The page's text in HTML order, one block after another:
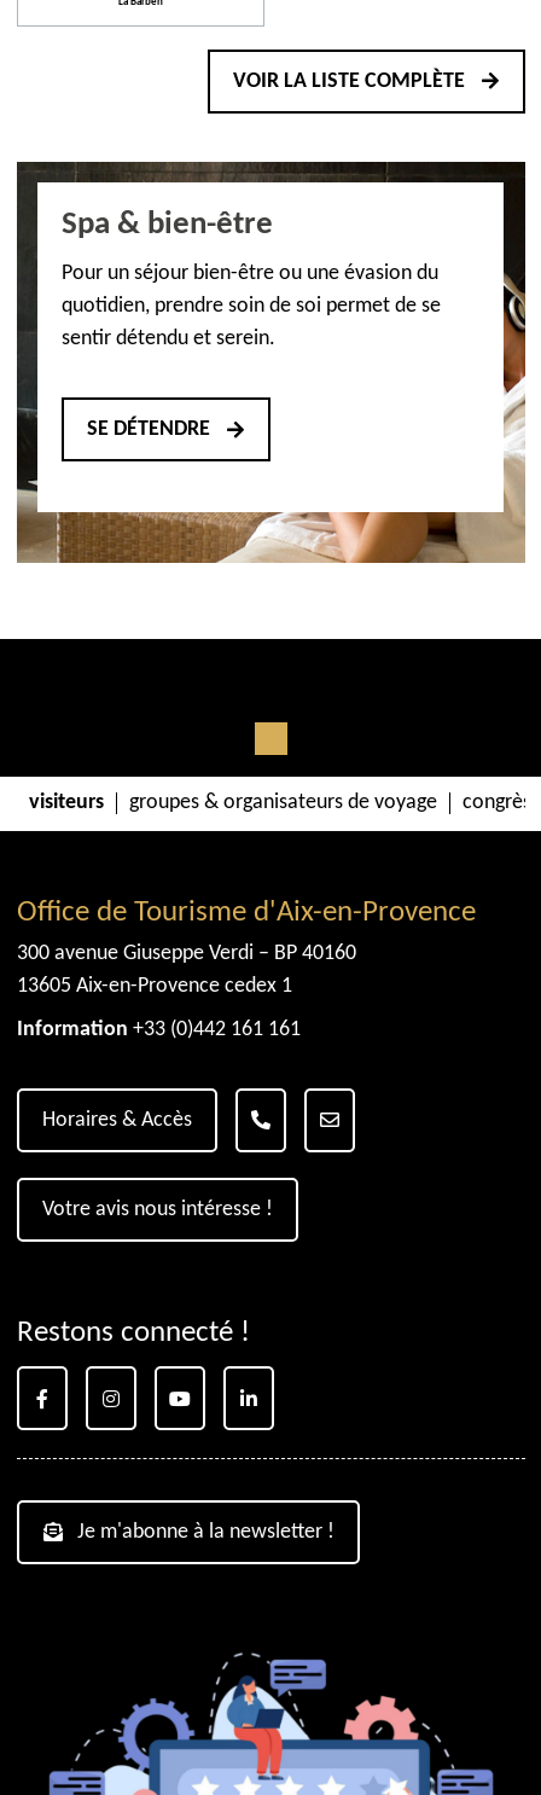
VOIR LA LISTE COMPLÈTE
Spa & bien-être
Pour un séjour bien-être ou une évasion du
quotidien, prendre soin de soi permet de se
sentir détendu et serein.
SE DÉTENDRE
visiteurs groupes & organisateurs de voyage congrès
Office de Tourisme d'Aix-en-Provence
300 avenue Giuseppe Verdi – BP 40160
13605 Aix-en-Provence cedex 1
Information +33 (0)442 161 161
Horaires & Accès
Votre avis nous intéresse !
Restons connecté !
Je m'abonne à la newsletter !